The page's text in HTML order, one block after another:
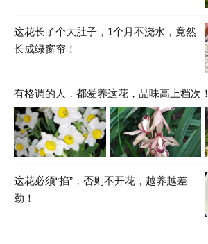
这花长了个大肚子，1个月不浇水，竟然
长成绿窗帘！
有格调的人，都爱养这花，品味高上档次！
这花必须“掐”，否则不开花，越养越差
劲！